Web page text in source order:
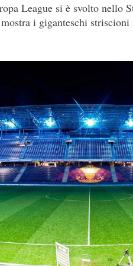
League si è svolto nello
i giganteschi